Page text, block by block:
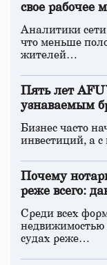
свое рабочее
Аналитики
что меньше
жителей…
Пять лет
узнаваемым
Бизнес часто
инвестиций, а
Почему
реже всего:
Среди всех
недвижимостью
судах реже…